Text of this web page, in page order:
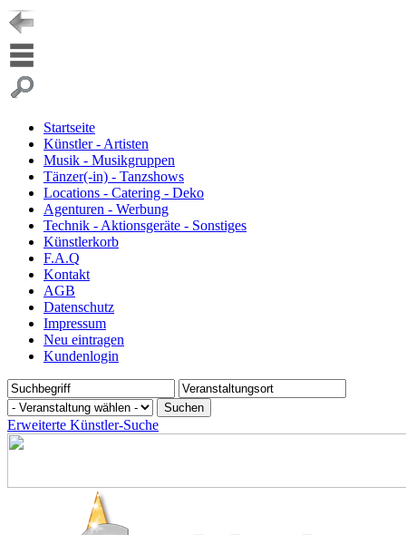
Startseite
Künstler - Artisten
Musik - Musikgruppen
Tänzer(-in) - Tanzshows
Locations - Catering - Deko
Agenturen - Werbung
Technik - Aktionsgeräte - Sonstiges
Künstlerkorb
F.A.Q
Kontakt
AGB
Datenschutz
Impressum
Neu eintragen
Kundenlogin
Erweiterte Künstler-Suche